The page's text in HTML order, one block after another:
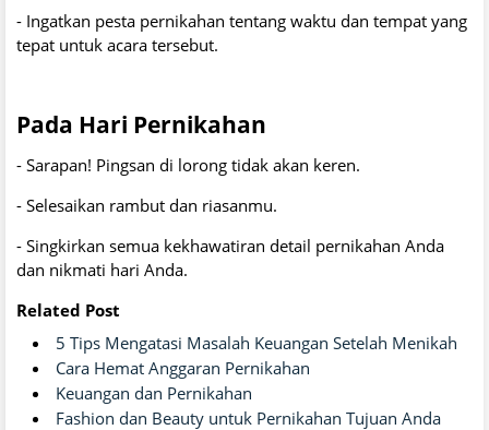
- Ingatkan pesta pernikahan tentang waktu dan tempat yang
tepat untuk acara tersebut.
Pada Hari Pernikahan
- Sarapan! Pingsan di lorong tidak akan keren.
- Selesaikan rambut dan riasanmu.
- Singkirkan semua kekhawatiran detail pernikahan Anda
dan nikmati hari Anda.
Related Post
5 Tips Mengatasi Masalah Keuangan Setelah Menikah
Cara Hemat Anggaran Pernikahan
Keuangan dan Pernikahan
Fashion dan Beauty untuk Pernikahan Tujuan Anda